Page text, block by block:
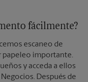
fácilmente?
escaneo de
papeleo importante.
y acceda a ellos
Después de